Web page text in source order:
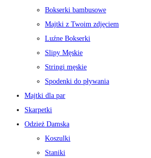
Bokserki bambusowe
Majtki z Twoim zdjęciem
Luźne Bokserki
Slipy Męskie
Stringi męskie
Spodenki do pływania
Majtki dla par
Skarpetki
Odzież Damska
Koszulki
Staniki